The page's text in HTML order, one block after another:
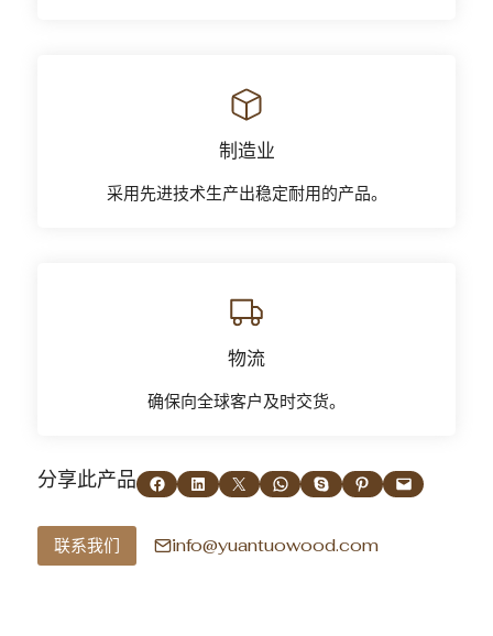
制造业
采用先进技术生产出稳定耐用的产品。
物流
确保向全球客户及时交货。
分享此产品 在 Facebook 上分享 在 LinkedIn 上分享 在 X 上分享 在 WhatsApp 上分享 通过 Skype 共享 在 Pinterest 上分享 通过电子邮件发送本页
联系我们 info@yuantuowood.com